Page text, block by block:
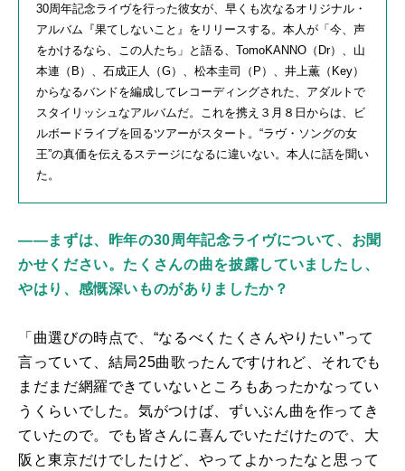
30周年記念ライヴを行った彼女が、早くも次なるオリジナル・
アルバム『果てしないこと』をリリースする。本人が「今、声
をかけるなら、この人たち」と語る、 TomoKANNO （ Dr）、山
本連（ B ）、石成正人（G）、松本圭司（ P ）、井上薫（ Key）
からなるバンドを編成してレコーディングされた、アダルトで
スタイリッシュなアルバムだ。これを携え３月８日からは、ビ
ルボードライブを回るツアーがスタート。“ラヴ・ソングの女
王”の真価を伝えるステージになるに違いない。本人に話を聞い
た。
――まずは、昨年の30周年記念ライヴについて、お聞
かせください。たくさんの曲を披露していましたし、
やはり、感慨深いものがありましたか？
「曲選びの時点で、“なるべくたくさんやりたい”って
言っていて、結局25曲歌ったんですけれど、それでも
まだまだ網羅できていないところもあったかなってい
うくらいでした。気がつけば、ずいぶん曲を作ってき
ていたので。でも皆さんに喜んでいただけたので、大
阪と東京だけでしたけど、やってよかったなと思って